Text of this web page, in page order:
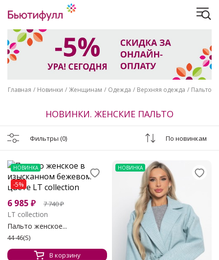
Главная Новинки Женщинам Одежда Верхняя одежда Пальто
НОВИНКИ. ЖЕНСКИЕ ПАЛЬТО
Фильтры (0) По новинкам
НОВИНКА
-5%
6 985 ₽ 7 740₽
LT collection
Пальто женское...
44-46(S)
В корзину
НОВИНКА